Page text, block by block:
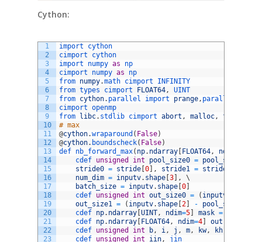
Cython:
1
2
3
4
5
6
7
8
9
10
11
12
13
14
15
16
17
18
19
20
21
22
23
import cython
cimport cython
import numpy as
np
cimport numpy as
np
from numpy.math cimport INFINITY
from types cimport FLOAT64,
UINT
from cython. parallel import prange, parallel
cimport openmp
from
libc. stdlib cimport abort , malloc,
free
# max
@cython.wraparound ( False)
@cython. boundscheck( False)
def nb_forward_max( np. ndarray FLOAT64, ndim
cdef unsigned int pool_size0 = pool_size
stride0 = stride 0 , stride1 = stride
num_dim = inputv. shape 3 ,
\
batch_size = inputv. shape 0
cdef unsigned int out_size0 = ( inputv
out_size1 = ( inputv. shape 2 - pool_size1
cdef np. ndarray UINT, ndim=5 mask =
cdef np. ndarray FLOAT64, ndim=4 out
cdef unsigned int b, i, j , m, kw, kh
cdef unsigned int iin,
jin